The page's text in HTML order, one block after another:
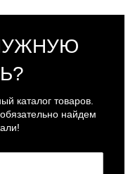
каталог товаров.
найдем